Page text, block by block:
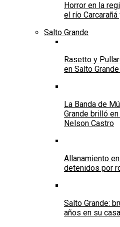
Horror en la
el río
Salto Grande
Rasetto y
en Salto
La Banda de
Grande brilló
Nelson Castro
Allanamiento
detenidos por
Salto Grande:
años en su casa